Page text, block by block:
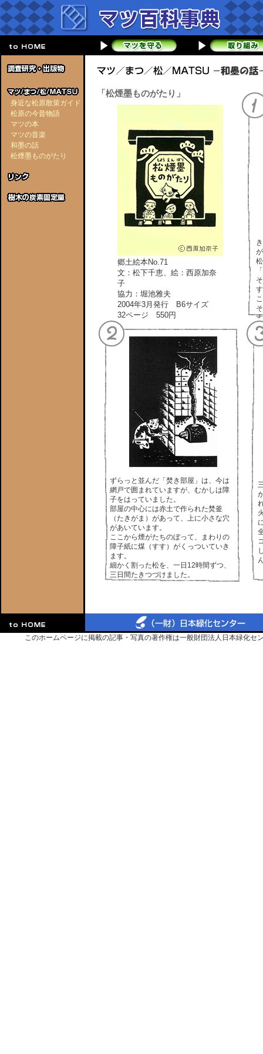
身近な松原散策ガイド
松原の今昔物語
マツの本
マツの音楽
和墨の話
松煙墨ものがたり
「松煙墨ものがたり」
郷土絵本No.71
文：松下千恵、絵：西原加奈
子
協力：堀池雅夫
2004年3月発行 B6サイズ
32ページ 550円
ずらっと並んだ「焚き部屋」は、今は
網戸で囲まれていますが、むかしは障
子をはっていました。
部屋の中心には赤土で作られた焚釜
（たきがま）があって、上に小さな穴
があいています。
ここから煙がたちのぼって、まわりの
障子紙に煤（すす）がくっついていき
ます。
細かく割った松を、一日12時間ずつ、
三日間たきつづけました。
このホームページに掲載の記事・写真の著作権は一般財団法人日本緑化セ